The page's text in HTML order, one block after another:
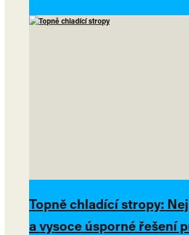
Topně chladící stropy:
a vysoce úsporné řešení